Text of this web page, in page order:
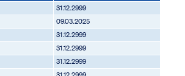
31.12.2999
09.03.2025
31.12.2999
31.12.2999
31.12.2999